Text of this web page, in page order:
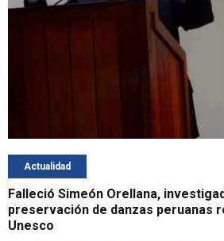
Actualidad
Falleció Simeón Orellana,
preservación de danzas peruanas
Unesco